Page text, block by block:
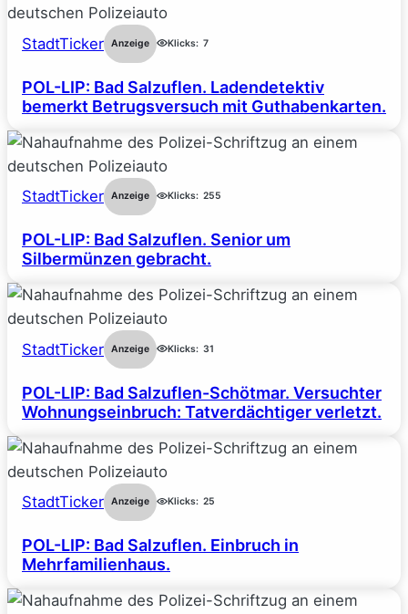
StadtTicker Anzeige Klicks: 7
POL-LIP: Bad Salzuflen. Ladendetektiv
bemerkt Betrugsversuch mit Guthabenkarten.
StadtTicker Anzeige Klicks: 255
POL-LIP: Bad Salzuflen. Senior um
Silbermünzen gebracht.
StadtTicker Anzeige Klicks: 31
POL-LIP: Bad Salzuflen-Schötmar. Versuchter
Wohnungseinbruch: Tatverdächtiger verletzt.
StadtTicker Anzeige Klicks: 25
POL-LIP: Bad Salzuflen. Einbruch in
Mehrfamilienhaus.